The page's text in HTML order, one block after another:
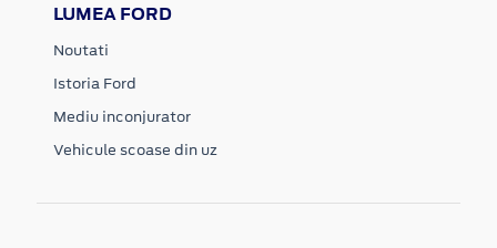
LUMEA FORD
Noutati
Istoria Ford
Mediu inconjurator
Vehicule scoase din uz